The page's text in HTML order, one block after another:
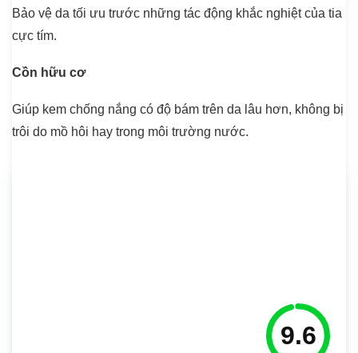
Bảo vệ da tối ưu trước những tác động khắc nghiệt của tia
cực tím.
Cồn hữu cơ
Giúp kem chống nắng có độ bám trên da lâu hơn, không bị
trôi do mồ hôi hay trong môi trường nước.
9.6